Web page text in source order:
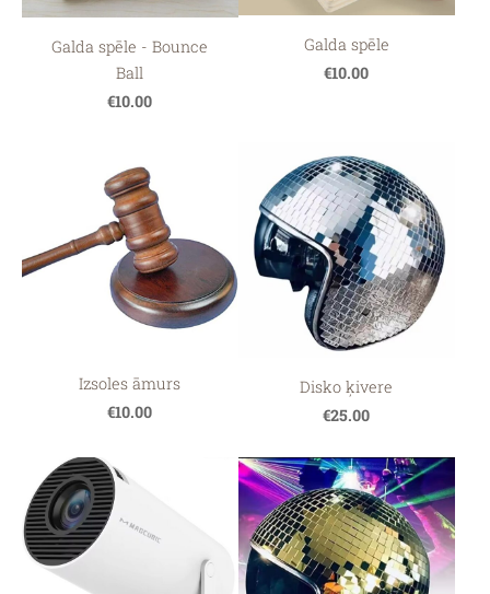
Galda spēle - Bounce
Ball
€10.00
Galda spēle
€10.00
Izsoles āmurs
€10.00
Disko ķivere
€25.00